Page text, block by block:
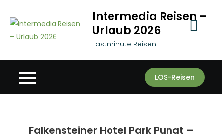
content
Intermedia Reisen –
Urlaub 2026
Lastminute Reisen
LOS-Reisen
Falkensteiner Hotel Park Punat –